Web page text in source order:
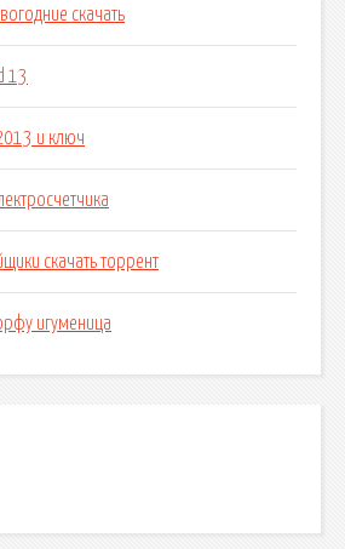
скачать
13
и ключ
скачать торрент
игуменица